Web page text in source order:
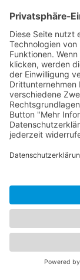
Hytronik
products
like to
families
you can
catalogues